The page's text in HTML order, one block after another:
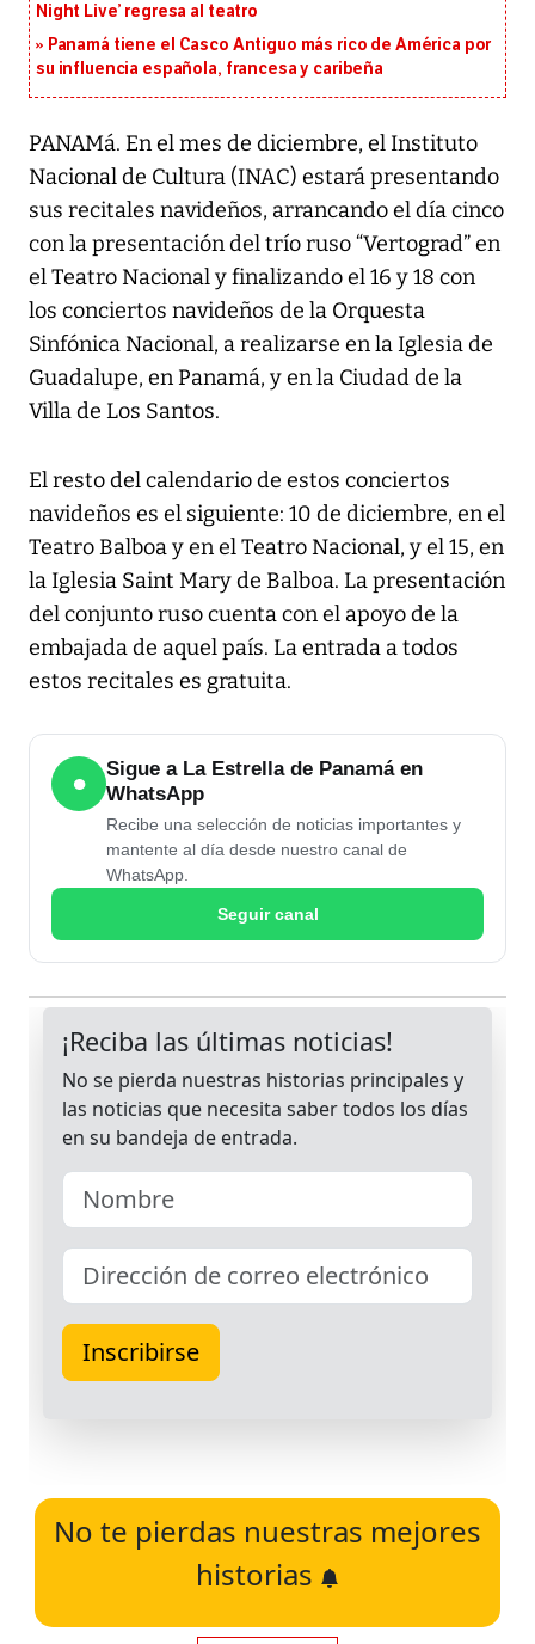
Night Live’ regresa al teatro
Panamá tiene el Casco Antiguo más rico de América por
su influencia española, francesa y caribeña
PANAMá. En el mes de diciembre, el Instituto
Nacional de Cultura (INAC) estará presentando
sus recitales navideños, arrancando el día cinco
con la presentación del trío ruso “Vertograd” en
el Teatro Nacional y finalizando el 16 y 18 con
los conciertos navideños de la Orquesta
Sinfónica Nacional, a realizarse en la Iglesia de
Guadalupe, en Panamá, y en la Ciudad de la
Villa de Los Santos.
El resto del calendario de estos conciertos
navideños es el siguiente: 10 de diciembre, en el
Teatro Balboa y en el Teatro Nacional, y el 15, en
la Iglesia Saint Mary de Balboa. La presentación
del conjunto ruso cuenta con el apoyo de la
embajada de aquel país. La entrada a todos
estos recitales es gratuita.
●
Sigue a La Estrella de Panamá en
WhatsApp
Recibe una selección de noticias importantes y
mantente al día desde nuestro canal de
WhatsApp.
Seguir canal
No te pierdas nuestras mejores
historias